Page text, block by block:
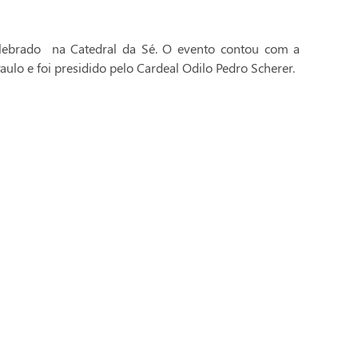
na Catedral da Sé. O evento contou com a
e foi presidido pelo Cardeal Odilo Pedro Scherer.